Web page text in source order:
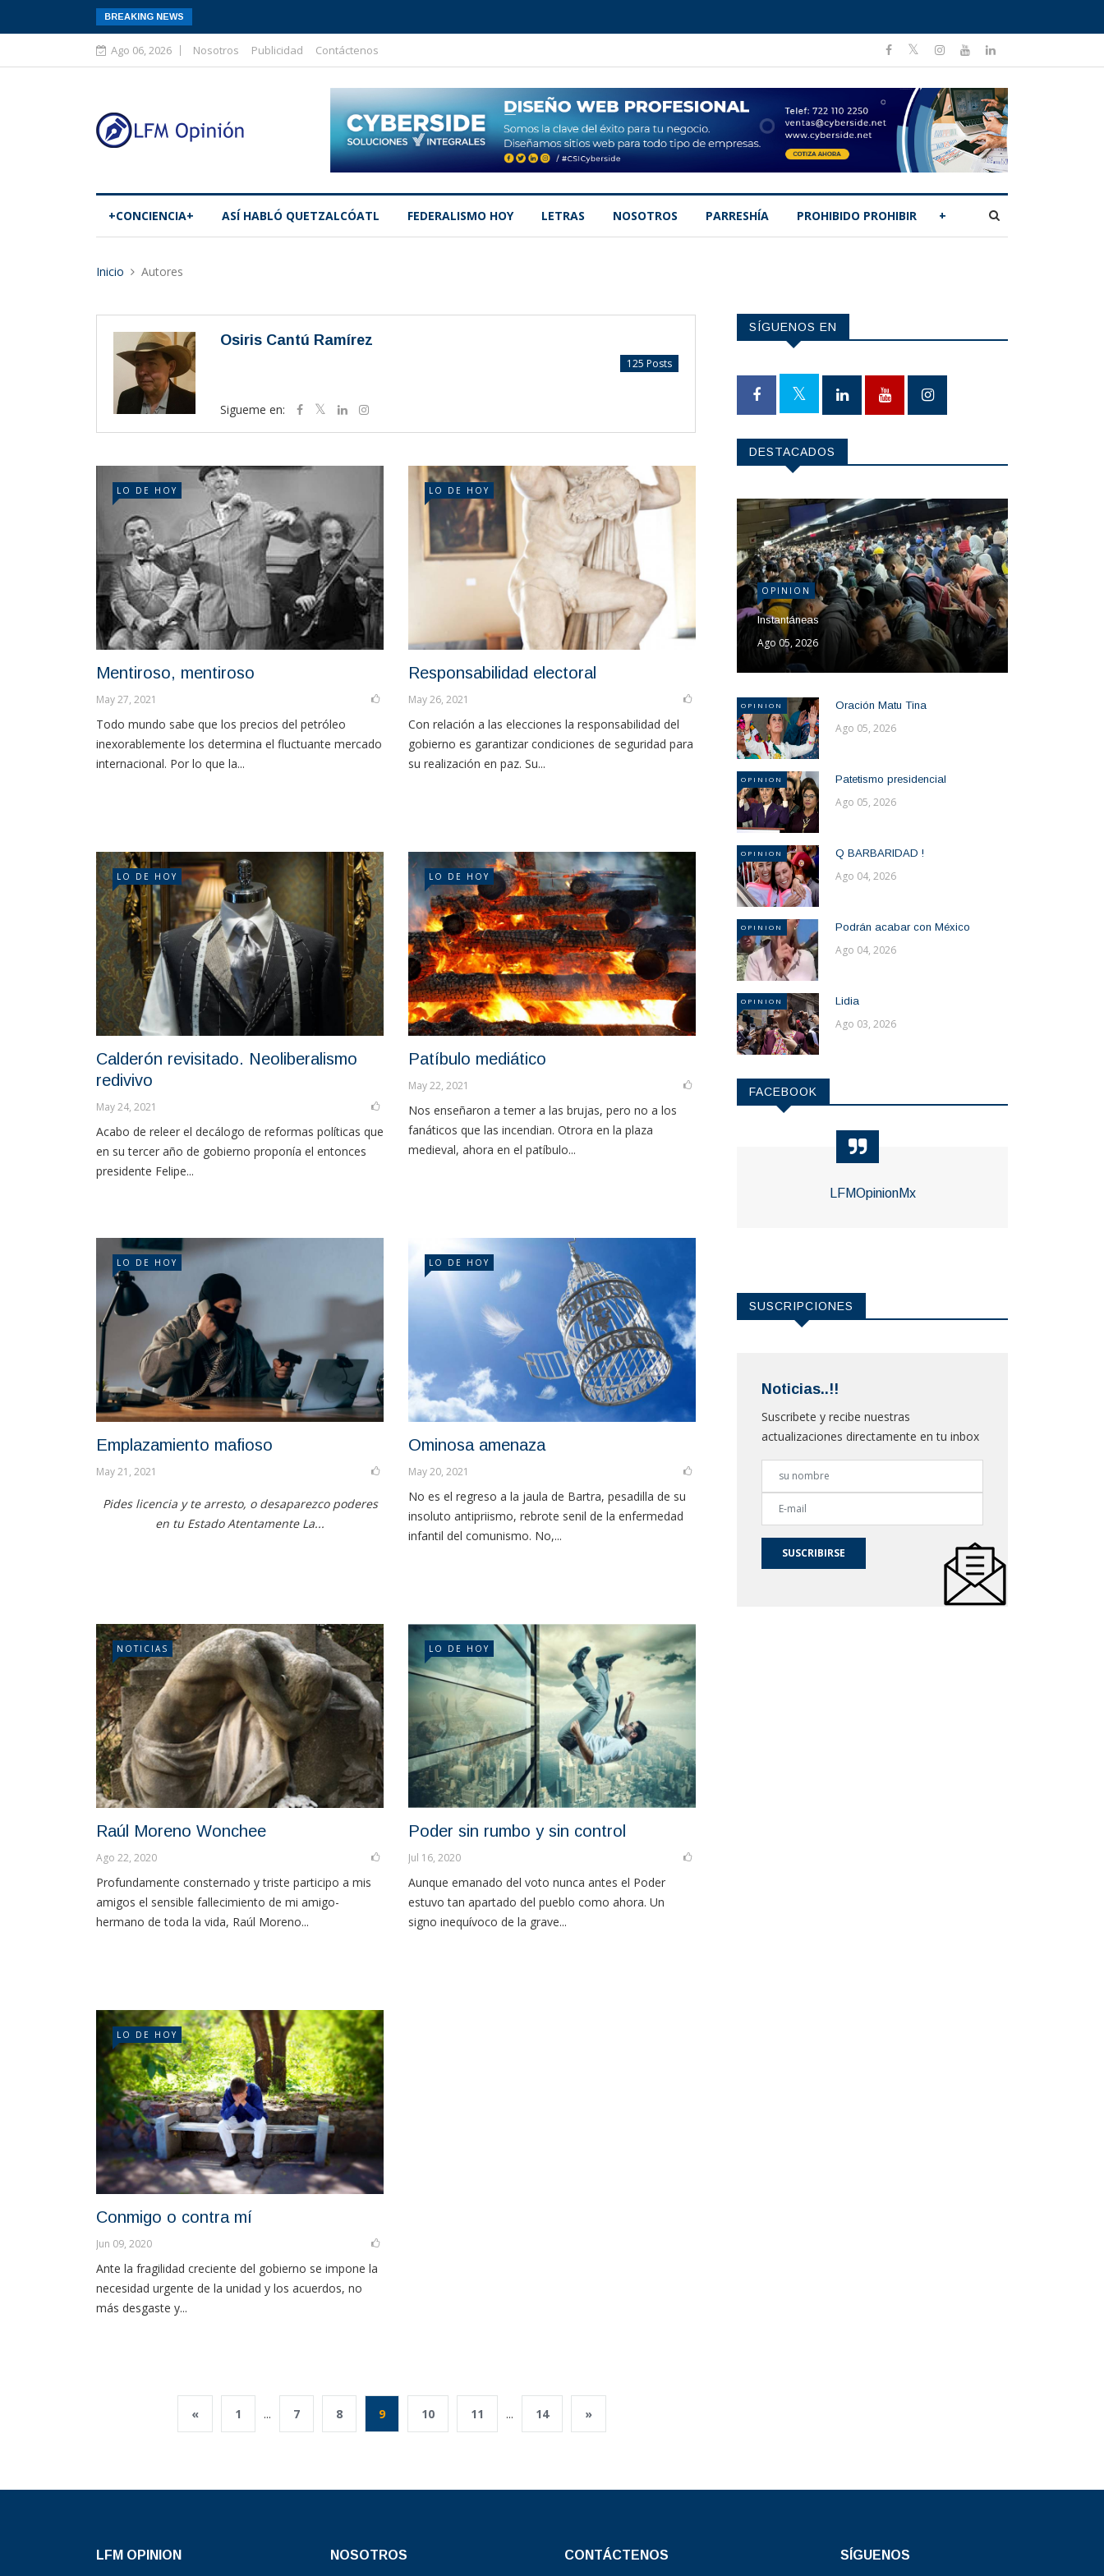
BREAKING NEWS
Ago 06, 2026 Nosotros Publicidad Contáctenos
+CONCIENCIA+ ASÍ­ HABLÓ QUETZALCÓATL FEDERALISMO HOY LETRAS NOSOTROS PARRESHÍA PROHIBIDO PROHIBIR +
Inicio Autores
Osiris Cantú Ramírez
125 Posts
Sigueme en:
LO DE HOY
Mentiroso, mentiroso
May 27, 2021
Todo mundo sabe que los precios del petróleo
inexorablemente los determina el fluctuante mercado
internacional. Por lo que la...
LO DE HOY
Responsabilidad electoral
May 26, 2021
Con relación a las elecciones la responsabilidad del
gobierno es garantizar condiciones de seguridad para
su realización en paz. Su...
LO DE HOY
Calderón revisitado. Neoliberalismo
redivivo
May 24, 2021
Acabo de releer el decálogo de reformas políticas que
en su tercer año de gobierno proponía el entonces
presidente Felipe...
LO DE HOY
Patíbulo mediático
May 22, 2021
Nos enseñaron a temer a las brujas, pero no a los
fanáticos que las incendian. Otrora en la plaza
medieval, ahora en el patíbulo...
LO DE HOY
Emplazamiento mafioso
May 21, 2021
Pides licencia y te arresto, o desaparezco poderes
en tu Estado Atentamente La...
LO DE HOY
Ominosa amenaza
May 20, 2021
No es el regreso a la jaula de Bartra, pesadilla de su
insoluto antipriismo, rebrote senil de la enfermedad
infantil del comunismo. No,...
NOTICIAS
Raúl Moreno Wonchee
Ago 22, 2020
Profundamente consternado y triste participo a mis
amigos el sensible fallecimiento de mi amigo-
hermano de toda la vida, Raúl Moreno...
LO DE HOY
Poder sin rumbo y sin control
Jul 16, 2020
Aunque emanado del voto nunca antes el Poder
estuvo tan apartado del pueblo como ahora. Un
signo inequívoco de la grave...
LO DE HOY
Conmigo o contra mí
Jun 09, 2020
Ante la fragilidad creciente del gobierno se impone la
necesidad urgente de la unidad y los acuerdos, no
más desgaste y...
« 1 ... 7 8 9 10 11 ... 14 »
SÍGUENOS EN
DESTACADOS
OPINION
Instantáneas
Ago 05, 2026
OPINION Oración Matu Tina
Ago 05, 2026
OPINION Patetismo presidencial
Ago 05, 2026
OPINION Q BARBARIDAD !
Ago 04, 2026
OPINION Podrán acabar con México
Ago 04, 2026
OPINION Lidia
Ago 03, 2026
FACEBOOK
LFMOpinionMx
SUSCRIPCIONES
Noticias..!!
Suscribete y recibe nuestras
actualizaciones directamente en tu inbox
SUSCRIBIRSE
LFM OPINION NOSOTROS CONTÁCTENOS SÍGUENOS